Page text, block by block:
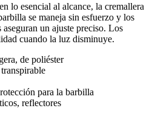
lo esencial al alcance, la cremallera
se maneja sin esfuerzo y los
un ajuste preciso. Los
cuando la luz disminuye.
de poliéster
para la barbilla
reflectores